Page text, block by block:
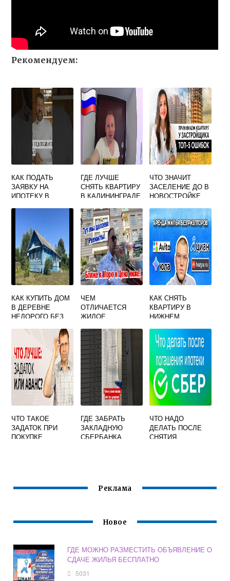
Рекомендуем:
КАК ПОДАТЬ
ЗАЯВКУ НА
ИПОТЕКУ В
ГДЕ ЛУЧШЕ
СНЯТЬ КВАРТИРУ
В КАЛИНИНГРАДЕ
ПОСУТОЧНО БЕЗ
ПОСРЕДНИКОВ
ЧТО ЗНАЧИТ
ЗАСЕЛЕНИЕ ДО В
НОВОСТРОЙКЕ
КАК КУПИТЬ ДОМ
В ДЕРЕВНЕ
НЕДОРОГО БЕЗ
ЛЕНИНГРАДСКАЯ
ОБЛАСТЬ
ЧЕМ
ОТЛИЧАЕТСЯ
ЖИЛОЕ
КВАРТИРЫ
КАК СНЯТЬ
КВАРТИРУ В
НИЖНЕМ
ПОСРЕДНИКОВ
ОТ ХОЗЯИНА
ЧТО ТАКОЕ
ЗАДАТОК ПРИ
ПОКУПКЕ
ГДЕ ЗАБРАТЬ
ЗАКЛАДНУЮ
СБЕРБАНКА
ЧТО НАДО
ДЕЛАТЬ ПОСЛЕ
СНЯТИЯ
Реклама
Новое
ГДЕ МОЖНО РАЗМЕСТИТЬ ОБЪЯВЛЕНИЕ О
СДАЧЕ ЖИЛЬЯ БЕСПЛАТНО
5031